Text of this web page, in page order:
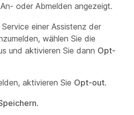
oder Abmelden angezeigt.
einer Assistenz der
wählen Sie die
und aktivieren Sie dann Opt-
aktivieren Sie Opt-out.
.